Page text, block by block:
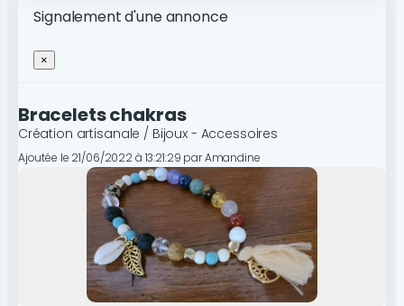
Signalement d'une annonce
×
Bracelets chakras
Création artisanale / Bijoux - Accessoires
Ajoutée le 21/06/2022 à 13:21:29 par Amandine